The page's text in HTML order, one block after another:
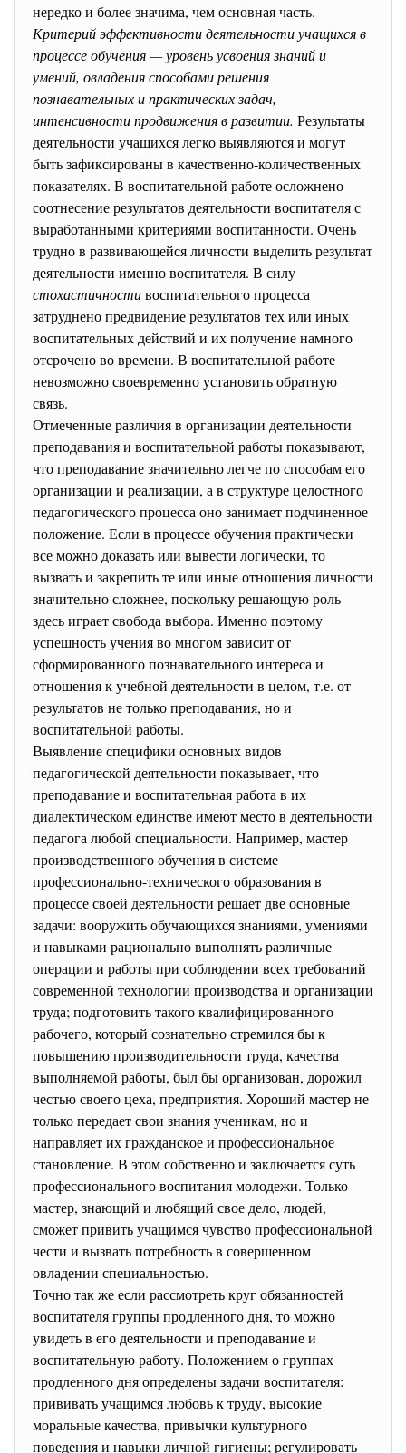
нередко и более значима, чем основная часть.
Критерий эффективности деятельности учащихся в
процессе обучения — уровень усвоения знаний и
умений, овладения способами решения
познавательных и практических задач,
интенсивности продвижения в развитии. Результаты
деятельности учащихся легко выявляются и могут
быть зафиксированы в качественно-количественных
показателях. В воспитательной работе осложнено
соотнесение результатов деятельности воспитателя с
выработанными критериями воспитанности. Очень
трудно в развивающейся личности выделить результат
деятельности именно воспитателя. В силу
стохастичностивоспитательного процесса
затруднено предвидение результатов тех или иных
воспитательных действий и их получение намного
отсрочено во времени. В воспитательной работе
невозможно своевременно установить обратную
связь.
Отмеченные различия в организации деятельности
преподавания и воспитательной работы показывают,
что преподавание значительно легче по способам его
организации и реализации, а в структуре целостного
педагогического процесса оно занимает подчиненное
положение. Если в процессе обучения практически
все можно доказать или вывести логически, то
вызвать и закрепить те или иные отношения личности
значительно сложнее, поскольку решающую роль
здесь играет свобода выбора. Именно поэтому
успешность учения во многом зависит от
сформированного познавательного интереса и
отношения к учебной деятельности в целом, т.е. от
результатов не только преподавания, но и
воспитательной работы.
Выявление специфики основных видов
педагогической деятельности показывает, что
преподавание и воспитательная работа в их
диалектическом единстве имеют место в деятельности
педагога любой специальности. Например, мастер
производственного обучения в системе
профессионально-технического образования в
процессе своей деятельности решает две основные
задачи: вооружить обучающихся знаниями, умениями
и навыками рационально выполнять различные
операции и работы при соблюдении всех требований
современной технологии производства и организации
труда; подготовить такого квалифицированного
рабочего, который сознательно стремился бы к
повышению производительности труда, качества
выполняемой работы, был бы организован, дорожил
честью своего цеха, предприятия. Хороший мастер не
только передает свои знания ученикам, но и
направляет их гражданское и профессиональное
становление. В этом собственно и заключается суть
профессионального воспитания молодежи. Только
мастер, знающий и любящий свое дело, людей,
сможет привить учащимся чувство профессиональной
чести и вызвать потребность в совершенном
овладении специальностью.
Точно так же если рассмотреть круг обязанностей
воспитателя группы продленного дня, то можно
увидеть в его деятельности и преподавание и
воспитательную работу. Положением о группах
продленного дня определены задачи воспитателя:
прививать учащимся любовь к труду, высокие
моральные качества, привычки культурного
поведения и навыки личной гигиены; регулировать